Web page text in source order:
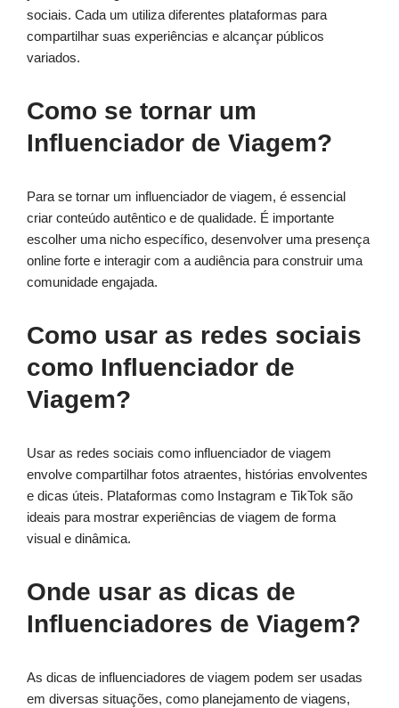
sociais. Cada um utiliza diferentes plataformas para
compartilhar suas experiências e alcançar públicos
variados.
Como se tornar um
Influenciador de Viagem?
Para se tornar um influenciador de viagem, é essencial
criar conteúdo autêntico e de qualidade. É importante
escolher uma nicho específico, desenvolver uma presença
online forte e interagir com a audiência para construir uma
comunidade engajada.
Como usar as redes sociais
como Influenciador de
Viagem?
Usar as redes sociais como influenciador de viagem
envolve compartilhar fotos atraentes, histórias envolventes
e dicas úteis. Plataformas como Instagram e TikTok são
ideais para mostrar experiências de viagem de forma
visual e dinâmica.
Onde usar as dicas de
Influenciadores de Viagem?
As dicas de influenciadores de viagem podem ser usadas
em diversas situações, como planejamento de viagens,